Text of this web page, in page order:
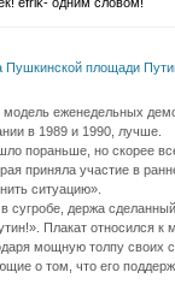
Пушкинской площади
модель еженедельных
в 1989 и 1990, лучше.
пораньше, но скорее
приняла участие в
ситуацию».
сугробе, держа
Плакат относился к
мощную толпу своих
о том, что его